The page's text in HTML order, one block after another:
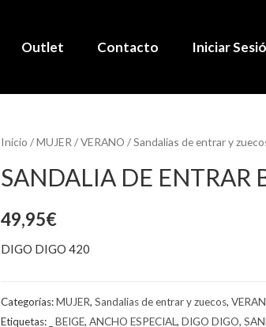
Outlet Contacto Iniciar
Inicio /MUJER /VERANO /Sandalias de entrar y
SANDALIA DE ENTRAR
49,95€
DIGO DIGO 420
Categorías:MUJER, Sandalias de entrar y zuecos,
Etiquetas:
_ BEIGE, ANCHO ESPECIAL, DIGO DIGO,